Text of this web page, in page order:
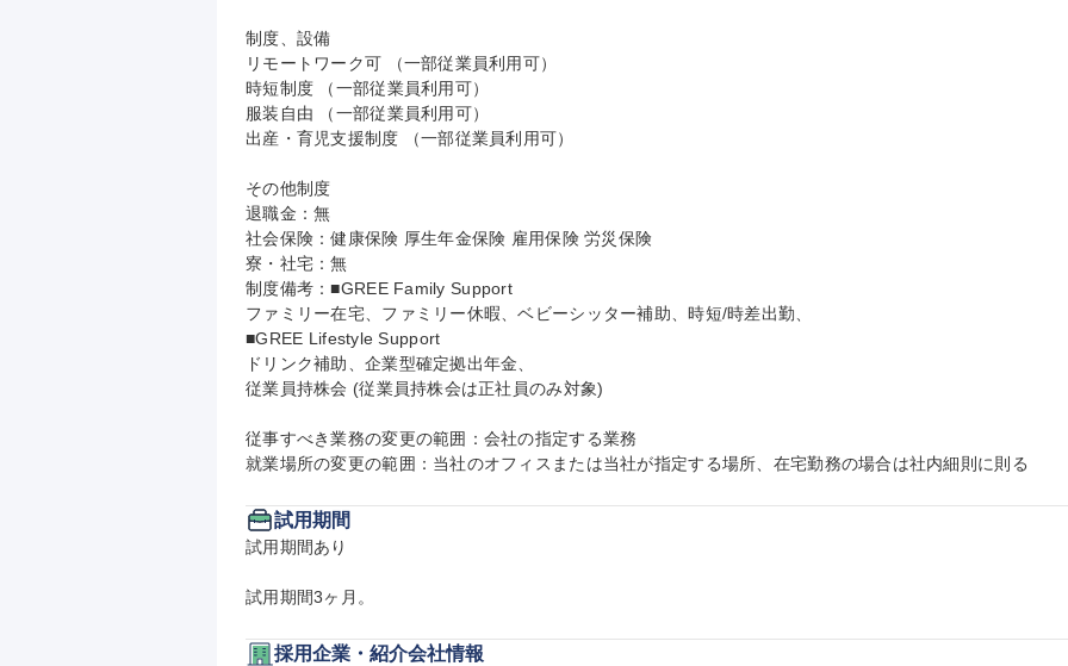
制度、設備
リモートワーク可 （一部従業員利用可）
時短制度 （一部従業員利用可）
服装自由 （一部従業員利用可）
出産・育児支援制度 （一部従業員利用可）
その他制度
退職金：無
社会保険：健康保険 厚生年金保険 雇用保険 労災保険
寮・社宅：無
制度備考：■GREE Family Support
ファミリー在宅、ファミリー休暇、ベビーシッター補助、時短/時差出勤、
■GREE Lifestyle Support
ドリンク補助、企業型確定拠出年金、
従業員持株会 (従業員持株会は正社員のみ対象)
従事すべき業務の変更の範囲：会社の指定する業務
就業場所の変更の範囲：当社のオフィスまたは当社が指定する場所、在宅勤務の場合は社内細則に則る
試用期間
試用期間あり
試用期間3ヶ月。
採用企業・紹介会社情報